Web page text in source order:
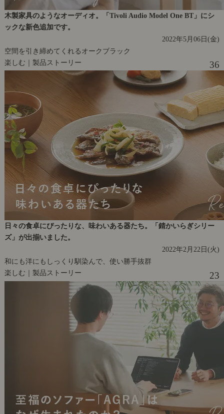
木製家具のようなオーディオ。「Tivoli Audio Model One BT」にシ
ックな新色追加です。
2022年5月06日(金)
空間を引き締めてくれるオークブラック
楽しむ｜製品ストーリー
36
日々の食卓にぴったりな、味わいある器たち。「錆かいらぎシリー
ズ」が出揃いました。
2022年2月22日(火)
和にも洋にもしっくり馴染んで、使い勝手抜群
楽しむ｜製品ストーリー
23